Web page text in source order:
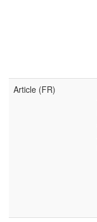
Article (FR)